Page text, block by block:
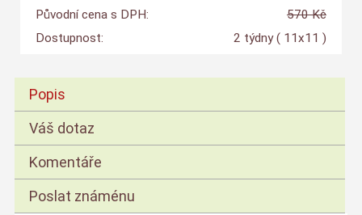
Původní cena s DPH:
570 Kč
Dostupnost:
2 týdny ( 11x11 )
Popis
Váš dotaz
Komentáře
Poslat známénu